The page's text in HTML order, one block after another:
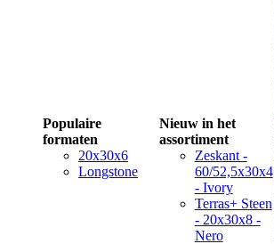
Populaire
formaten
20x30x6
Longstone
Nieuw in het
assortiment
Zeskant -
60/52,5x30x4
- Ivory
Terras+ Steen
- 20x30x8 -
Nero